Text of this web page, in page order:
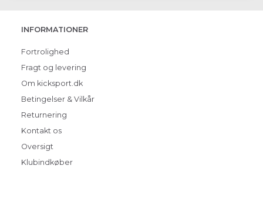
INFORMATIONER
Fortrolighed
Fragt og levering
Om kicksport.dk
Betingelser & Vilkår
Returnering
Kontakt os
Oversigt
Klubindkøber